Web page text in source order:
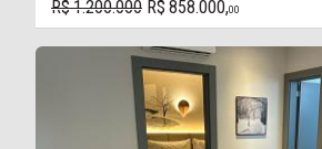
R$ 1.200.000 R$ 858.000,00